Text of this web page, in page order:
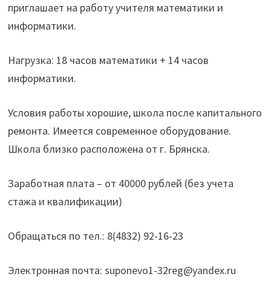
приглашает на работу учителя математики и
информатики.
Нагрузка: 18 часов математики + 14 часов
информатики.
Условия работы хорошие, школа после капитального
ремонта. Имеется современное оборудование.
Школа близко расположена от г. Брянска.
Заработная плата – от 40000 рублей (без учета
стажа и квалификации)
Обращаться по тел.: 8(4832) 92-16-23
Электронная почта: suponevo1-32reg@yandex.ru